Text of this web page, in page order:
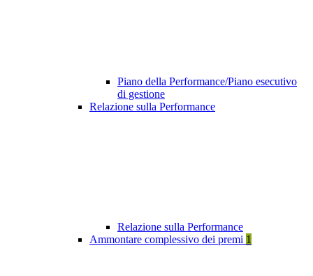
Piano della Performance/Piano esecutivo
di gestione
Relazione sulla Performance
Relazione sulla Performance
Ammontare complessivo dei premi 1